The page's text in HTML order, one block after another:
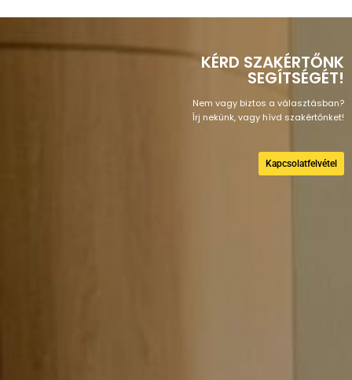
KÉRD SZAKÉRTŐNK
SEGÍTSÉGÉT!
Nem vagy biztos a választásban?
Írj nekünk, vagy hívd szakértőnket!
Kapcsolatfelvétel